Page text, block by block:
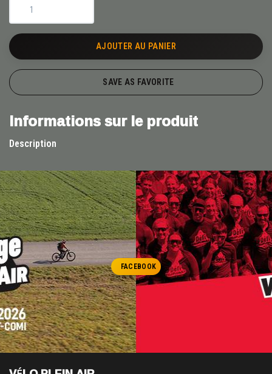
AJOUTER AU PANIER
SAVE AS FAVORITE
Informations sur le produit
Description
FACEBOOK